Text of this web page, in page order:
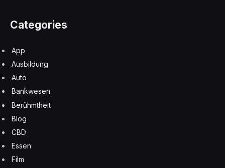
Categories
App
Ausbildung
Auto
Bankwesen
Berühmtheit
Blog
CBD
Essen
Film